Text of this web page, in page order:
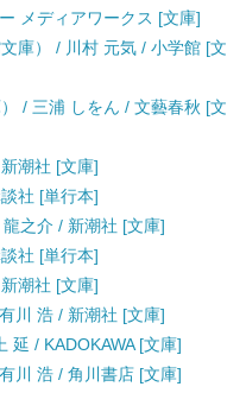
メディアワークス [文庫]
庫） / 川村 元気 / 小学館 [文
/ 三浦 しをん / 文藝春秋 [文
潮社 [文庫]
社 [単行本]
之介 / 新潮社 [文庫]
社 [単行本]
潮社 [文庫]
川 浩 / 新潮社 [文庫]
延 / KADOKAWA [文庫]
川 浩 / 角川書店 [文庫]